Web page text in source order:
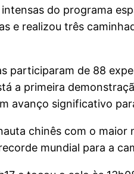
do programa
e realizou três
participaram de 88
a primeira
avanço significativo
chinês com o
mundial para a